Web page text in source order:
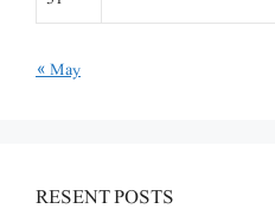
« May
RESENT POSTS